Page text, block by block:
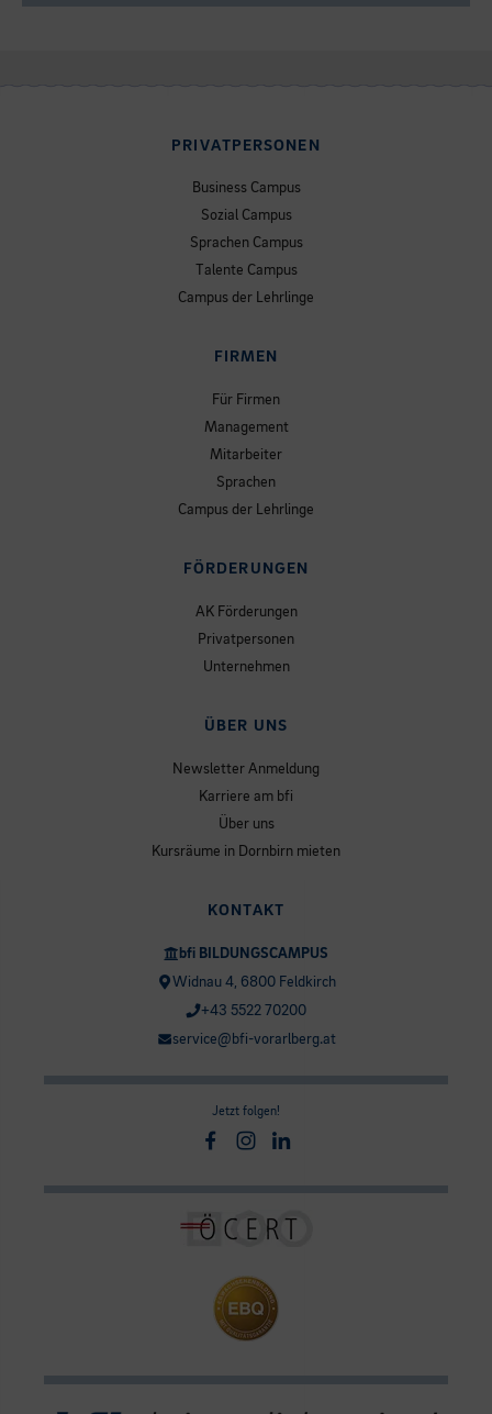
PRIVATPERSONEN
Business Campus
Sozial Campus
Sprachen Campus
Talente Campus
Campus der Lehrlinge
FIRMEN
Für Firmen
Management
Mitarbeiter
Sprachen
Campus der Lehrlinge
FÖRDERUNGEN
AK Förderungen
Privatpersonen
Unternehmen
ÜBER UNS
Newsletter Anmeldung
Karriere am bfi
Über uns
Kursräume in Dornbirn mieten
KONTAKT
bfi BILDUNGSCAMPUS
Widnau 4, 6800 Feldkirch
+43 5522 70200
service@bfi-vorarlberg.at
Jetzt folgen!
Facebook
Instagram
Linkedin